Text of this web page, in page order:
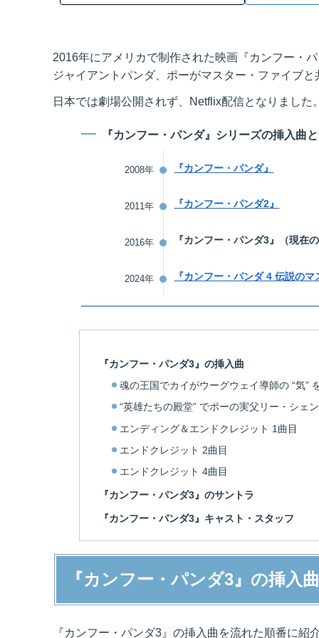
2016年にアメリカで制作された映画『カンフー・
ジャイアントパンダ、ポーがマスター・ファイブ
日本では劇場公開されず、Netflix配信となりました
『カンフー・パンダ』シリーズの挿入曲
2008年 『カンフー・パンダ』
2011年 『カンフー・パンダ2』
2016年 『カンフー・パンダ3』（現在
2024年 『カンフー・パンダ 4 伝説の
『カンフー・パンダ3』の挿入曲
魂の王国でカイがウーグウェイ導師の “気”
“英雄たちの殿堂” でポーの実父リー・シェ
エンディング＆エンドクレジット 1曲目
エンドクレジット 2曲目
エンドクレジット 4曲目
『カンフー・パンダ3』のサントラ
『カンフー・パンダ3』キャスト・スタッフ
『カンフー・パンダ3』の挿入曲
『カンフー・パンダ3』の挿入曲を流れた順番に